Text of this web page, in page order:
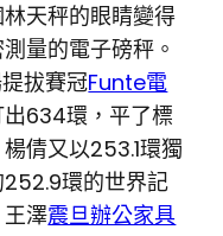
天秤的眼睛變得
量的電子磅秤。
拔賽冠Funte電
634環，平了標
倩又以253.1環獨
環的世界記
澤震旦辦公家具